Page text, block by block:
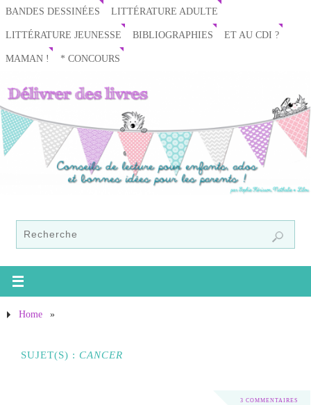
BANDES DESSINÉES LITTÉRATURE ADULTE
LITTÉRATURE JEUNESSE BIBLIOGRAPHIES ET AU CDI ?
MAMAN ! * CONCOURS
Home »
SUJET(S) : CANCER
3 COMMENTAIRES